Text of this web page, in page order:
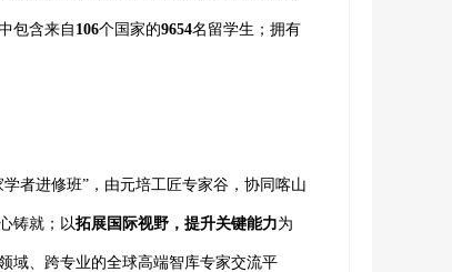
包含来自106个国家的9654名留学生；拥有
者进修班”，由元培工匠专家谷，协同喀山
铸就；以拓展国际视野 ，提升关键能力为
域、跨专业的全球高端智库专家交流平